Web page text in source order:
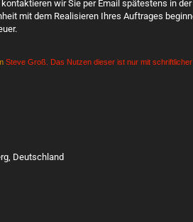
wir Sie per Email spätestens in der
mit dem Realisieren Ihres Auftrages
Steve Groß. Das Nutzen dieser ist nur mit
Deutschland